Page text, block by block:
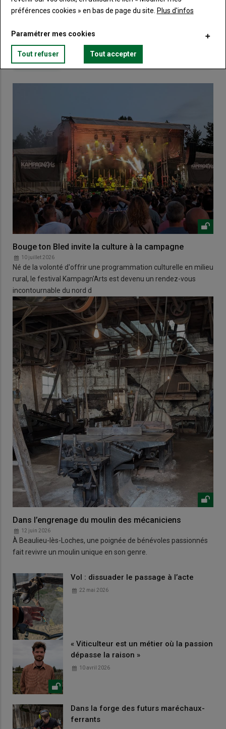
Lien
VOUS AIMEREZ AUSSI
Bouge ton Bled invite la culture à la campagne
10 juillet 2026
Né de la volonté d'offrir une programmation culturelle en milieu
rural, le festival Kampagn'Arts est devenu un rendez-vous
incontournable du nord d
Dans l’engrenage du moulin des mécaniciens
12 juin 2026
À Beaulieu-lès-Loches, une poignée de bénévoles passionnés
fait revivre un moulin unique en son genre.
Vol : dissuader le passage à l’acte
22 mai 2026
« Viticulteur est un métier où la passion
dépasse la raison »
10 avril 2026
Dans la forge des futurs maréchaux-
ferrants
préférences cookies » en bas de page du site. Plus d'infos
Paramétrer mes cookies
Tout refuser Tout accepter